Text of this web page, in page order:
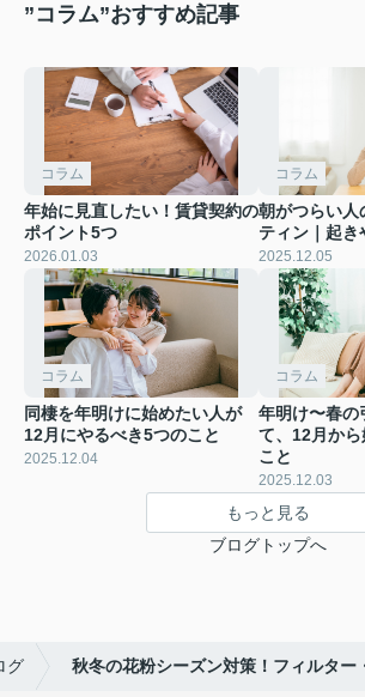
”コラム”おすすめ記事
コラム
年始に見直したい！賃貸契約の
ポイント5つ
2026.01.03
コラム
朝がつらい人
ティン｜起き
2025.12.05
コラム
同棲を年明けに始めたい人が
12月にやるべき5つのこと
2025.12.04
コラム
年明け〜春の
て、12月か
こと
2025.12.03
もっと見る
ブログトップへ
グ 秋冬の花粉シーズン対策！フィルター